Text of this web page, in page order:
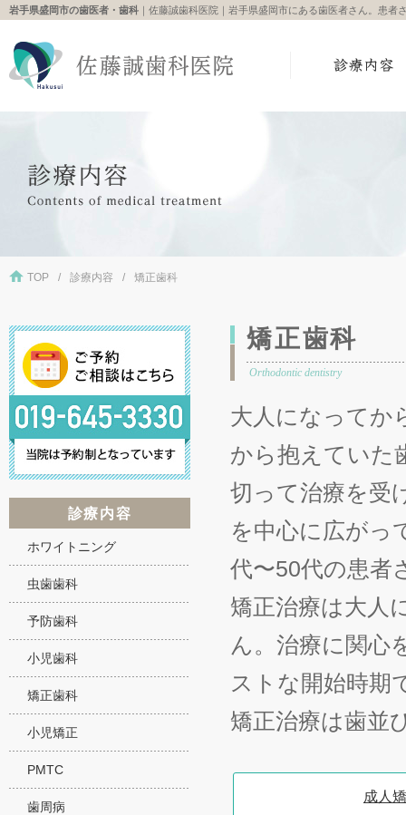
岩手県盛岡市の歯医者・歯科 ｜佐藤誠歯科医院｜岩手県盛岡市にある歯医者さん。患
TOP 診療内容 矯正歯科
矯正歯科
Orthodontic dentistry
大人になってか
から抱えていた
切って治療を受
を中心に広がっ
代〜50代の患者
矯正治療は大人
ん。治療に関心
ストな開始時期
矯正治療は歯並
成人
診療内容
ホワイトニング
虫歯歯科
予防歯科
小児歯科
矯正歯科
小児矯正
PMTC
歯周病